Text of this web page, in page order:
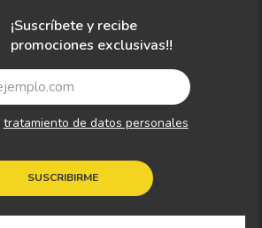
¡Suscríbete y recibe
promociones exclusivas!!
SUSCRIBIRME
tratamiento de datos personales